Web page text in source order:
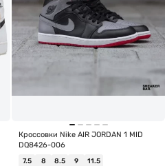
Кроссовки Nike AIR JORDAN 1 MID
DQ8426-006
7.5 8 8.5 9 11.5